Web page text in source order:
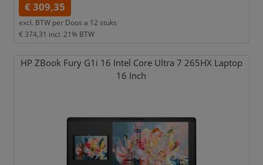
€ 309,35
excl. BTW per Doos a 12 stuks
€ 374,31 incl. 21% BTW
HP ZBook Fury G1i 16 Intel Core Ultra 7 265HX Laptop
16 Inch